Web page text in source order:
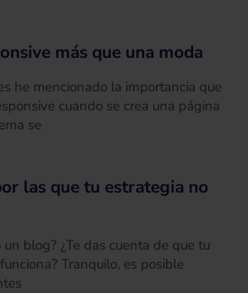
más que una moda
he mencionado la importancia que
cuando se crea una página
se
las que tu estrategia no
blog? ¿Te das cuenta de que tu
Tranquilo, es posible